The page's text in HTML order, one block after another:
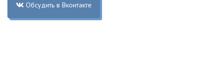
Обсудить в Вконтакте